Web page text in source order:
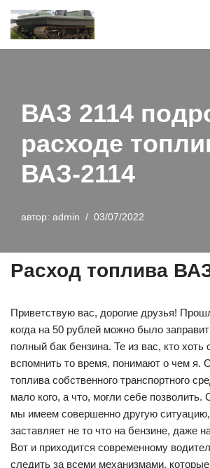
Перейти
ВАЗ 2114
расходе
ВАЗ-2114
автор: admin 03/07/2022
Расход топлива
Приветствую вас, дорогие друзья!
когда на 50 рублей можно было
полный бак бензина. Те из вас, кто хоть
вспомнить то время, понимают о чем я.
топлива собственного транспортного
мало кого, а что, могли себе позволить.
мы имеем совершенно другую ситуацию,
заставляет не то что на бензине, даже
Вот и приходится современному
следить за всеми механизмами,